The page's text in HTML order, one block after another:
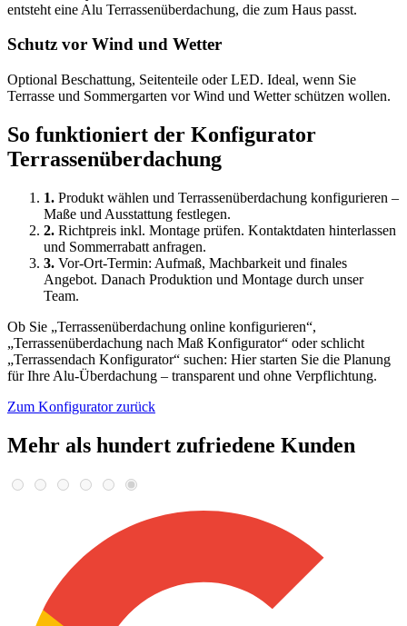
entsteht eine Alu Terrassenüberdachung, die zum Haus passt.
Schutz vor Wind und Wetter
Optional Beschattung, Seitenteile oder LED. Ideal, wenn Sie
Terrasse und Sommergarten vor Wind und Wetter schützen wollen.
So funktioniert der Konfigurator
Terrassenüberdachung
1. Produkt wählen und Terrassenüberdachung konfigurieren –
Maße und Ausstattung festlegen.
2. Richtpreis inkl. Montage prüfen. Kontaktdaten hinterlassen
und Sommerrabatt anfragen.
3. Vor-Ort-Termin: Aufmaß, Machbarkeit und finales
Angebot. Danach Produktion und Montage durch unser
Team.
Ob Sie „Terrassenüberdachung online konfigurieren“,
„Terrassenüberdachung nach Maß Konfigurator“ oder schlicht
„Terrassendach Konfigurator“ suchen: Hier starten Sie die Planung
für Ihre Alu-Überdachung – transparent und ohne Verpflichtung.
Zum Konfigurator zurück
Mehr als hundert zufriedene Kunden